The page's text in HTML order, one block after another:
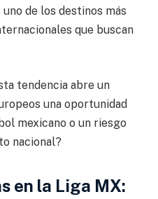
de los destinos más
que buscan
tendencia abre un
una oportunidad
mexicano o un riesgo
nacional?
en la Liga MX: